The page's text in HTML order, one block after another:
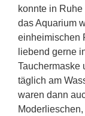
konnte in
das Aquarium
einheimischen
liebend gerne
Tauchermaske
täglich am
waren dann